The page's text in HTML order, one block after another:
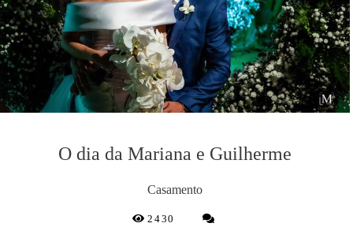
O dia da Mariana e Guilherme
Casamento
2430